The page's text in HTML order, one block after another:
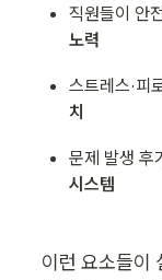
직원들이 안
노력
스트레스·피
치
문제 발생 후
시스템
이런 요소들이